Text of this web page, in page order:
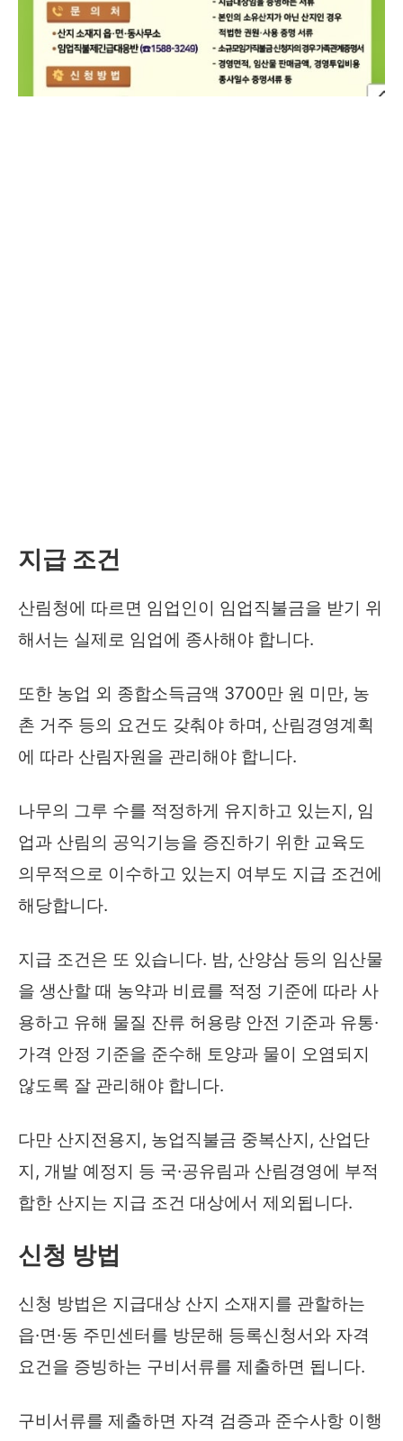
지급 조건
산림청에 따르면 임업인이 임업직불금을 받기 위
해서는 실제로 임업에 종사해야 합니다.
또한 농업 외 종합소득금액 3700만 원 미만, 농
촌 거주 등의 요건도 갖춰야 하며, 산림경영계획
에 따라 산림자원을 관리해야 합니다.
나무의 그루 수를 적정하게 유지하고 있는지, 임
업과 산림의 공익기능을 증진하기 위한 교육도
의무적으로 이수하고 있는지 여부도 지급 조건에
해당합니다.
지급 조건은 또 있습니다. 밤, 산양삼 등의 임산물
을 생산할 때 농약과 비료를 적정 기준에 따라 사
용하고 유해 물질 잔류 허용량 안전 기준과 유통·
가격 안정 기준을 준수해 토양과 물이 오염되지
않도록 잘 관리해야 합니다.
다만 산지전용지, 농업직불금 중복산지, 산업단
지, 개발 예정지 등 국·공유림과 산림경영에 부적
합한 산지는 지급 조건 대상에서 제외됩니다.
신청 방법
신청 방법은 지급대상 산지 소재지를 관할하는
읍·면·동 주민센터를 방문해 등록신청서와 자격
요건을 증빙하는 구비서류를 제출하면 됩니다.
구비서류를 제출하면 자격 검증과 준수사항 이행